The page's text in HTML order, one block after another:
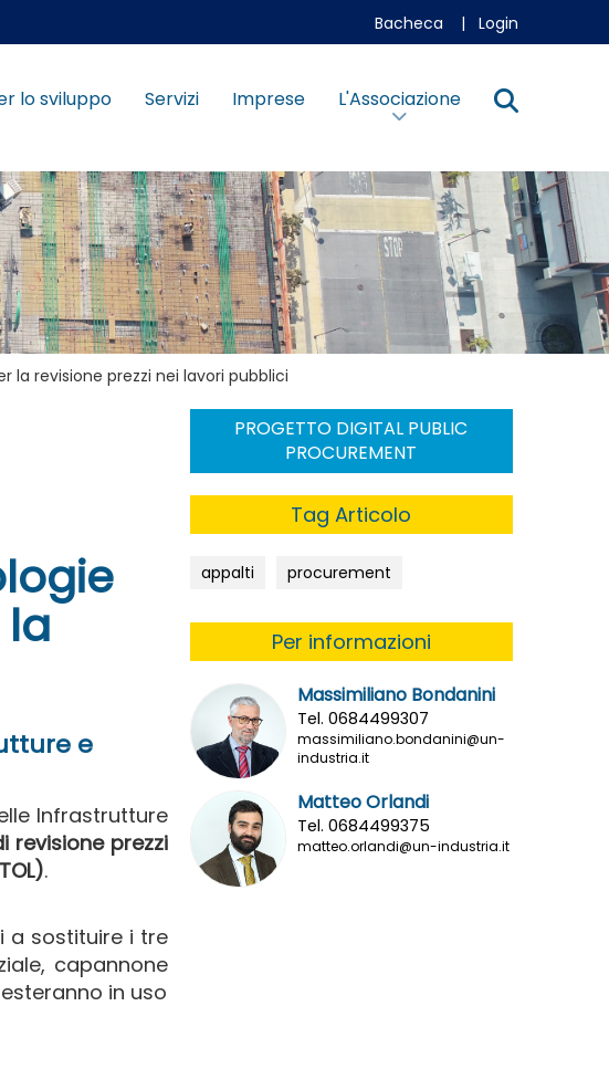
Bacheca | Login
lo sviluppo Servizi Imprese L'Associazione
la revisione prezzi nei lavori pubblici
e
Infrastrutture
revisione prezzi
.
a sostituire i tre
capannone
in uso
PROGETTO DIGITAL PUBLIC
PROCUREMENT
Tag Articolo
appalti procurement
Per informazioni
Massimiliano Bondanini
Tel. 0684499307
massimiliano.bondanini@un-
industria.it
Matteo Orlandi
Tel. 0684499375
matteo.orlandi@un-industria.it